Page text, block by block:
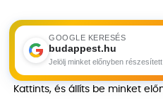
GOOGLE KERESÉS
budappest.hu
Jelölj minket előnyben
Kattints, és állíts be minket